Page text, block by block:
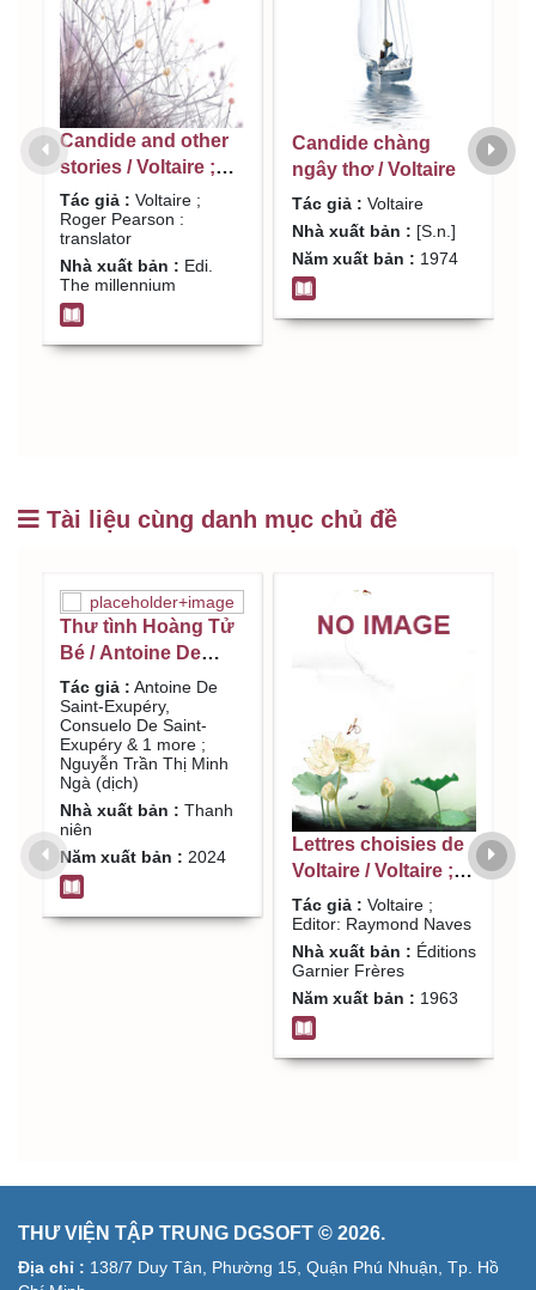
Candide and other
stories / Voltaire ;
Roger Pearson :
translator
Tác giả : Voltaire ;
Roger Pearson :
translator
Nhà xuất bản : Edi.
The millennium
Candide chàng
ngây thơ / Voltaire
Tác giả : Voltaire
Nhà xuất bản : [S.n.]
Năm xuất bản : 1974
Tài liệu cùng danh mục chủ đề
Thư tình Hoàng Tử
Bé / Antoine De
Saint-Exupéry,
Consuelo De Saint-
Exupéry & 1 more ;
Nguyễn Trần Thị
Minh Ngà (dịch)
Tác giả : Antoine De
Saint-Exupéry,
Consuelo De Saint-
Exupéry & 1 more ;
Nguyễn Trần Thị Minh
Ngà (dịch)
Nhà xuất bản : Thanh
niên
Năm xuất bản : 2024
Lettres choisies de
Voltaire / Voltaire ;
Editor: Raymond
Naves
Tác giả : Voltaire ;
Editor: Raymond Naves
Nhà xuất bản : Éditions
Garnier Frères
Năm xuất bản : 1963
THƯ VIỆN TẬP TRUNG DGSOFT © 2026.
Địa chỉ : 138/7 Duy Tân, Phường 15, Quận Phú Nhuận, Tp. Hồ